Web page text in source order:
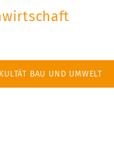
BAU UND UMWELT